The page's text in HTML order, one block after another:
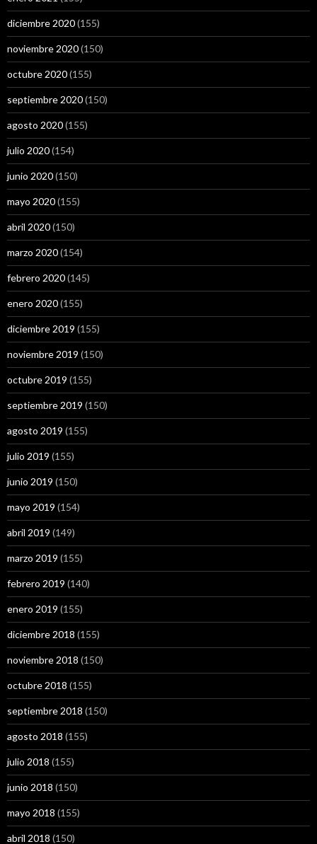
diciembre 2020(155)
noviembre 2020(150)
octubre 2020(155)
septiembre 2020(150)
agosto 2020(155)
julio 2020(154)
junio 2020(150)
mayo 2020(155)
abril 2020(150)
marzo 2020(154)
febrero 2020(145)
enero 2020(155)
diciembre 2019 (155)
noviembre 2019 (150)
octubre 2019 (155)
septiembre 2019 (150)
agosto 2019 (155)
julio 2019 (155)
junio 2019 (150)
mayo 2019 (154)
abril 2019 (149)
marzo 2019 (155)
febrero 2019 (140)
enero 2019 (155)
diciembre 2018 (155)
noviembre 2018 (150)
octubre 2018 (155)
septiembre 2018 (150)
agosto 2018 (155)
julio 2018 (155)
junio 2018 (150)
mayo 2018 (155)
abril 2018 (150)